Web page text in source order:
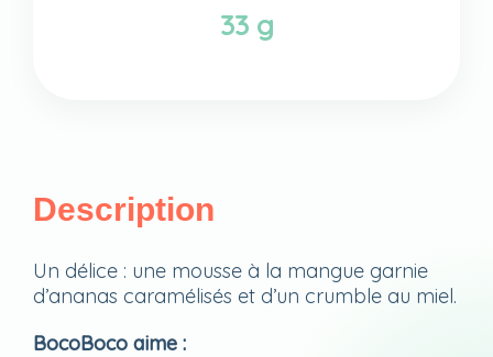
Description
Un délice : une mousse à la mangue garnie
d’ananas caramélisés et d’un crumble au miel.
BocoBoco aime :
33 g